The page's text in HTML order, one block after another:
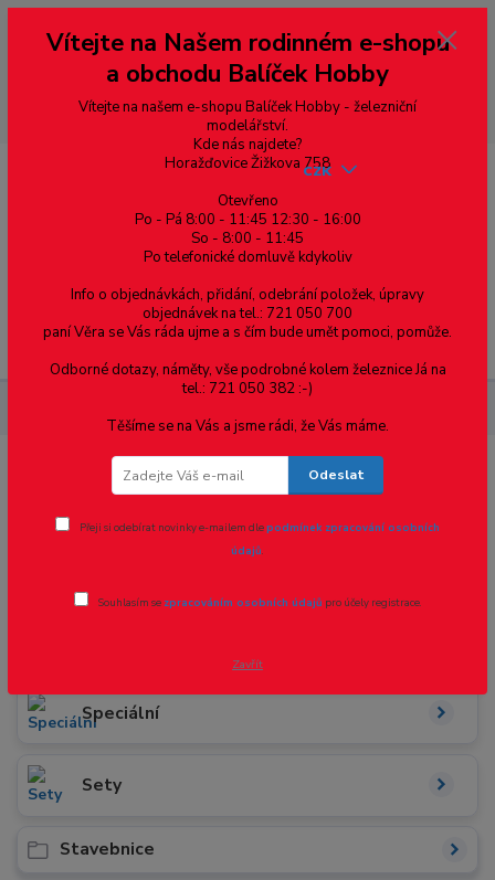
--- pro zákazníky ze Slovenska a jiných zemí, pokud chcete platit v eurech
přepněte si e-shop na euro 💶 pro přepočet měny - pravý horní roh ---
dobírky – pokud si z nějakého důvodu zásilku nevyzvednete, bude po
domluvě zaslána znovu s opětovnou platbou za poštovné, v opačném
případě bude zrušena a účet přidán na blacklist a rušeny následující
objednávky.
Menu
CZK
G - 1:22,5
Speciální
Sety
Stavebnice
Vítejte na Našem rodinném e-shopu
a obchodu Balíček Hobby
Vítejte na našem e-shopu Balíček Hobby - železniční
modelářství.
Kde nás najdete?
Horažďovice Žižkova 758
Otevřeno
Po - Pá 8:00 - 11:45 12:30 - 16:00
So - 8:00 - 11:45
Po telefonické domluvě kdykoliv
Info o objednávkách, přidání, odebrání položek, úpravy
objednávek na tel.: 721 050 700
paní Věra se Vás ráda ujme a s čím bude umět pomoci, pomůže.
Odborné dotazy, náměty, vše podrobné kolem železnice Já na
tel.: 721 050 382 :-)
Těšíme se na Vás a jsme rádi, že Vás máme.
Odeslat
Přeji si odebírat novinky e-mailem dlepodmínek zpracování osobních
údajů.
Souhlasím se zpracováním osobních údajů pro účely registrace.
Zavřít